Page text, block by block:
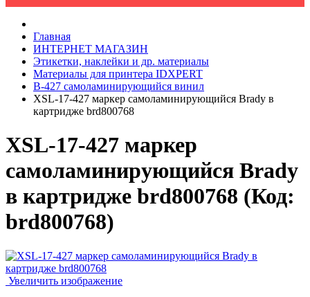
Главная
ИНТЕРНЕТ МАГАЗИН
Этикетки, наклейки и др. материалы
Материалы для принтера IDXPERT
B-427 cамоламинирующийся винил
XSL-17-427 маркер самоламинирующийся Brady в
картридже brd800768
XSL-17-427 маркер
самоламинирующийся Brady
в картридже brd800768 (Код:
brd800768)
Увеличить изображение